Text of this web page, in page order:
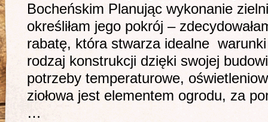
Bocheńskim Planując wykonanie
określiłam jego pokrój –
rabatę, która stwarza idealne warunki
rodzaj konstrukcji dzięki swojej
potrzeby temperaturowe,
ziołowa jest elementem ogrodu, za
…